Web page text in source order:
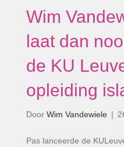
Wim
laat dan
de KU
opleiding
Door Wim Vandewiele |
Pas lanceerde de